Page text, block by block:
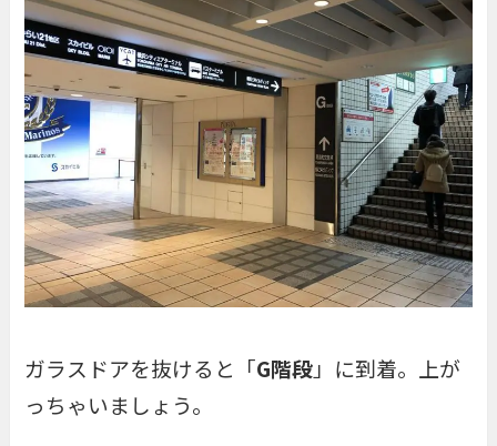
ガラスドアを抜けると「G階段」に到着。上が
っちゃいましょう。